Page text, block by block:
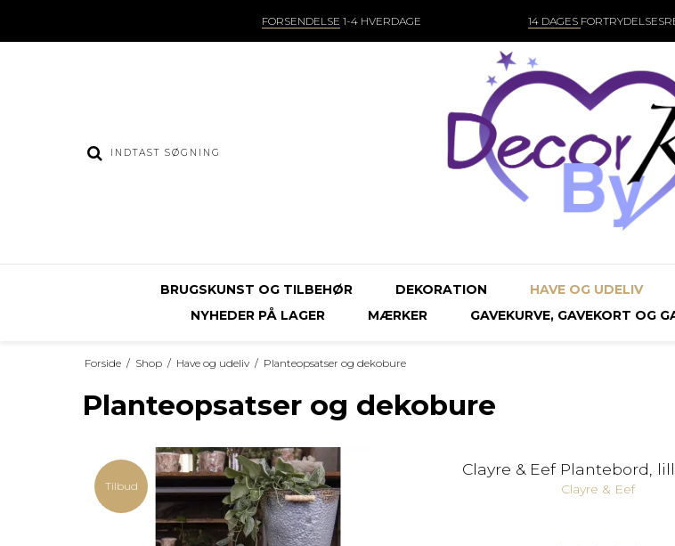
FORSENDELSE 1-4 HVERDAGE 14 DAGES
BRUGSKUNST OG TILBEHØR DEKORATION HAVE OG UDELIV
NYHEDER PÅ LAGER
MÆRKER GAVEKURVE, GAVEKORT OG
Forside / Shop / Have og udeliv / Planteopsatser og dekobure
Planteopsatser og dekobure
Tilbud
Clayre & Eef Plantebord,
Clayre & Eef